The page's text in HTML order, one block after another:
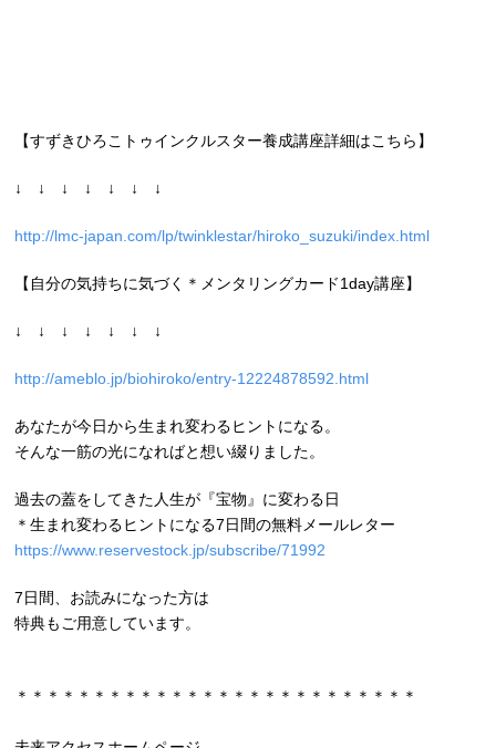
【すずきひろこトゥインクルスター養成講座詳細はこちら】
↓ ↓ ↓ ↓ ↓ ↓ ↓
http://lmc-japan.com/lp/twinklestar/hiroko_suzuki/index.html
【自分の気持ちに気づく＊メンタリングカード1day講座】
↓ ↓ ↓ ↓ ↓ ↓ ↓
http://ameblo.jp/biohiroko/entry-12224878592.html
あなたが今日から生まれ変わるヒントになる。
そんな一筋の光になればと想い綴りました。
過去の蓋をしてきた人生が『宝物』に変わる日
＊生まれ変わるヒントになる7日間の無料メールレター
https://www.reservestock.jp/subscribe/71992
7日間、お読みになった方は
特典もご用意しています。
＊＊＊＊＊＊＊＊＊＊＊＊＊＊＊＊＊＊＊＊＊＊＊＊＊＊